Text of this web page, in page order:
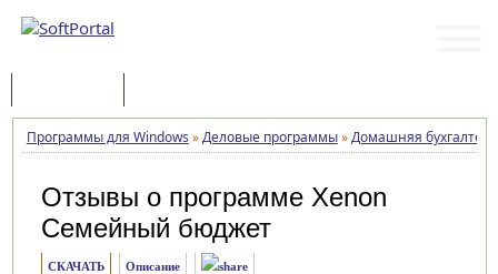
Программы для Windows »Деловые программы»Домашняя
Отзывы о программе Xenon
Семейный бюджет
СКАЧАТЬ Описание